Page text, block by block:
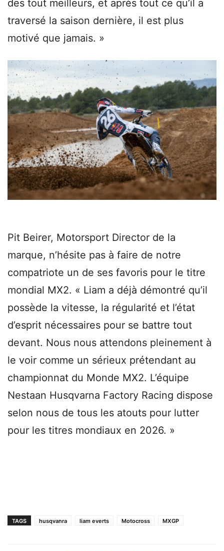
des tout meilleurs, et après tout ce qu’il a
traversé la saison dernière, il est plus
motivé que jamais. »
Pit Beirer, Motorsport Director de la
marque, n’hésite pas à faire de notre
compatriote un de ses favoris pour le titre
mondial MX2. « Liam a déjà démontré qu’il
possède la vitesse, la régularité et l’état
d’esprit nécessaires pour se battre tout
devant. Nous nous attendons pleinement à
le voir comme un sérieux prétendant au
championnat du Monde MX2. L’équipe
Nestaan Husqvarna Factory Racing dispose
selon nous de tous les atouts pour lutter
pour les titres mondiaux en 2026. »
TAGS husqvanra liam everts Motocross MXGP